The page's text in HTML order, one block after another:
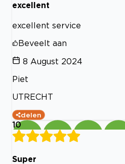
excellent
excellent service
Beveelt aan
8 August 2024
Piet
UTRECHT
delen
10
Super